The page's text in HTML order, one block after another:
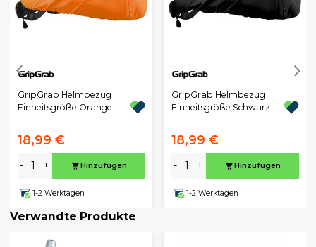
GripGrab Helmbezug
Einheitsgröße Orange
18,99 €
- + Hinzufügen
1-2 Werktagen
GripGrab Helmbezug
Einheitsgröße Schwarz
18,99 €
- + Hinzufügen
1-2 Werktagen
Verwandte Produkte